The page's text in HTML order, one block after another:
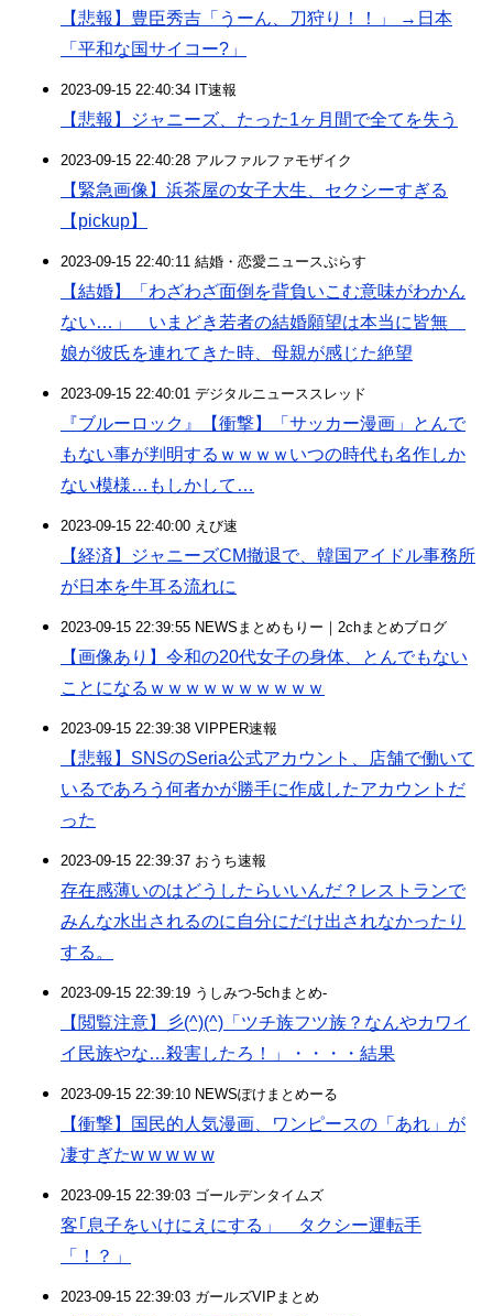
【悲報】豊臣秀吉「うーん、刀狩り！！」 →日本
「平和な国サイコー?」
2023-09-15 22:40:34 IT速報
【悲報】ジャニーズ、たった1ヶ月間で全てを失う
2023-09-15 22:40:28 アルファルファモザイク
【緊急画像】浜茶屋の女子大生、セクシーすぎる
【pickup】
2023-09-15 22:40:11 結婚・恋愛ニュースぷらす
【結婚】「わざわざ面倒を背負いこむ意味がわかん
ない…」 いまどき若者の結婚願望は本当に皆無
娘が彼氏を連れてきた時、母親が感じた絶望
2023-09-15 22:40:01 デジタルニューススレッド
『ブルーロック』【衝撃】「サッカー漫画」とんで
もない事が判明するｗｗｗｗいつの時代も名作しか
ない模様…もしかして…
2023-09-15 22:40:00 えび速
【経済】ジャニーズCM撤退で、韓国アイドル事務所
が日本を牛耳る流れに
2023-09-15 22:39:55 NEWSまとめもりー｜2chまとめブログ
【画像あり】令和の20代女子の身体、とんでもない
ことになるｗｗｗｗｗｗｗｗｗｗ
2023-09-15 22:39:38 VIPPER速報
【悲報】SNSのSeria公式アカウント、店舗で働いて
いるであろう何者かが勝手に作成したアカウントだ
った
2023-09-15 22:39:37 おうち速報
存在感薄いのはどうしたらいいんだ？レストランで
みんな水出されるのに自分にだけ出されなかったり
する。
2023-09-15 22:39:19 うしみつ-5chまとめ-
【閲覧注意】彡(^)(^)「ツチ族フツ族？なんやカワイ
イ民族やな…殺害したろ！」・・・・結果
2023-09-15 22:39:10 NEWSぽけまとめーる
【衝撃】国民的人気漫画、ワンピースの「あれ」が
凄すぎたw w w w w
2023-09-15 22:39:03 ゴールデンタイムズ
客｢息子をいけにえにする」 タクシー運転手
「！？」
2023-09-15 22:39:03 ガールズVIPまとめ